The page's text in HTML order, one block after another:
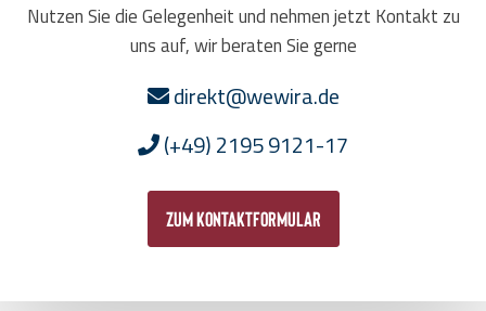
Nutzen Sie die Gelegenheit und nehmen jetzt Kontakt zu
uns auf, wir beraten Sie gerne
direkt@wewira.de
(+49) 2195 9121-17
zum Kontaktformular